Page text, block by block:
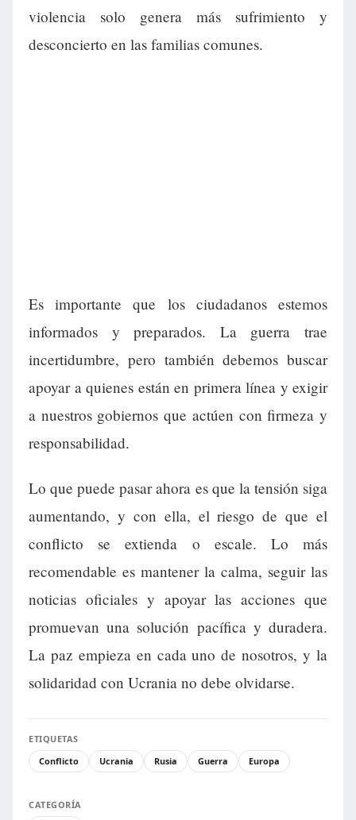
violencia solo genera más sufrimiento y
desconcierto en las familias comunes.
Es importante que los ciudadanos estemos
informados y preparados. La guerra trae
incertidumbre, pero también debemos buscar
apoyar a quienes están en primera línea y exigir
a nuestros gobiernos que actúen con firmeza y
responsabilidad.
Lo que puede pasar ahora es que la tensión siga
aumentando, y con ella, el riesgo de que el
conflicto se extienda o escale. Lo más
recomendable es mantener la calma, seguir las
noticias oficiales y apoyar las acciones que
promuevan una solución pacífica y duradera.
La paz empieza en cada uno de nosotros, y la
solidaridad con Ucrania no debe olvidarse.
ETIQUETAS
Conflicto
Ucrania Rusia Guerra Europa
CATEGORÍA